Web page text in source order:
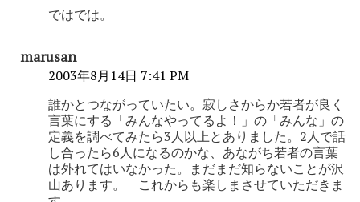
ではでは。
marusan
2003年8月14日 7:41 PM
誰かとつながっていたい。寂しさからか若者が良く
言葉にする「みんなやってるよ！」の「みんな」の
定義を調べてみたら3人以上とありました。2人で話
し合ったら6人になるのかな、あながち若者の言葉
は外れてはいなかった。まだまだ知らないことが沢
山あります。 これからも楽しまさせていただきま